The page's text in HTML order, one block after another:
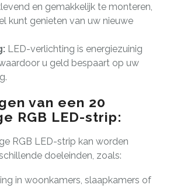
en gemakkelijk te monteren,
kunt genieten van uw nieuwe
LED-verlichting is energiezuinig
u geld bespaart op uw
van een 20
RGB LED-strip:
RGB LED-strip kan worden
doeleinden, zoals:
in woonkamers, slaapkamers of